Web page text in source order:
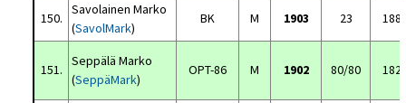
150.
Savolainen Marko
(SavolMark)
BK M 1903 23
151.
Seppälä Marko
(SeppäMark)
OPT-86 M 1902 80/80